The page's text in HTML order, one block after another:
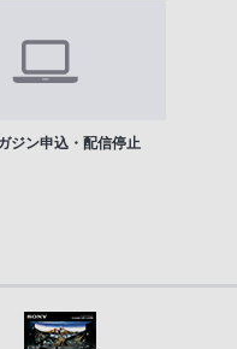
ジン申込・配信停止